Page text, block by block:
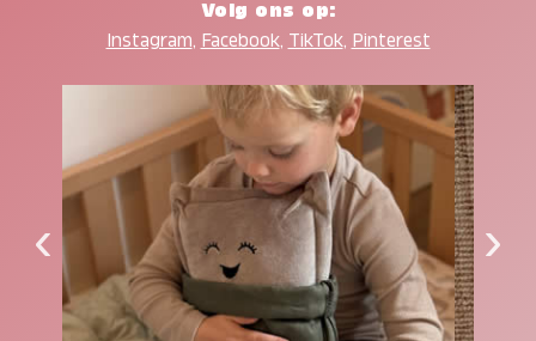
Volg ons op:
Instagram, Facebook, TikTok, Pinterest
‹ ›